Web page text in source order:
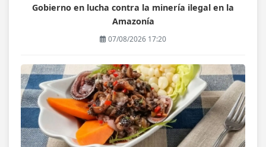
Gobierno en lucha contra la minería ilegal en la
Amazonía
07/08/2026 17:20